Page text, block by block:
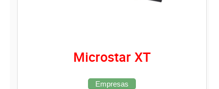
Microstar XT
Empresas